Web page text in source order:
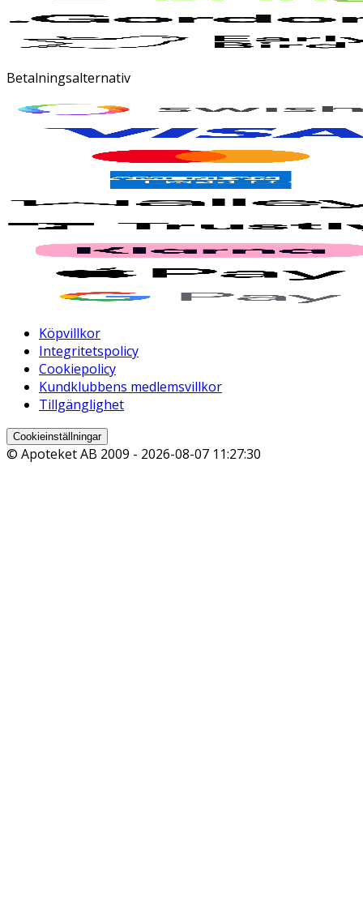
Betalningsalternativ
Köpvillkor
Integritetspolicy
Cookiepolicy
Kundklubbens medlemsvillkor
Tillgänglighet
Cookieinställningar
© Apoteket AB 2009 - 2026-08-07 11:27:30